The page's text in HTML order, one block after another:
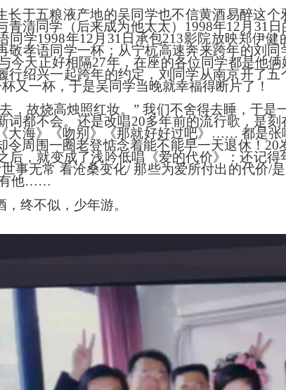
长于五粮液产地的吴同学也不信黄酒易醉这
青清同学（后来成为他太太） 1998年12月31
同学1998年12月31日承包213影院放映郑伊
敬孝语同学一杯；从宁杭高速奔来跨年的刘
今天正好相隔27年，在座的各位同学都是他
行绍兴一起跨年的约定，刘同学从南京开了
又一杯，于是吴同学当晚就幸福得断片了！
，故烧高烛照红妆。” 我们不舍得去睡，于
词都不会。还是改唱20多年前的流行歌，是
大海》《吻别》《那就好好过吧》…… 都是
令周围一圈老登惦念着能不能早一天退休！
后，就变成了浅吟低唱《爱的代价》：还记
事无常 看沧桑变化/ 那些为爱所付出的代价/
有他……
终不似，少年游。